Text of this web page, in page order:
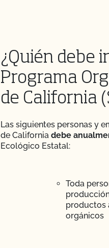
¿Quién debe
Programa
de California
Las siguientes personas y
de California debe
Ecológico Estatal:
Toda
productos
orgánicos